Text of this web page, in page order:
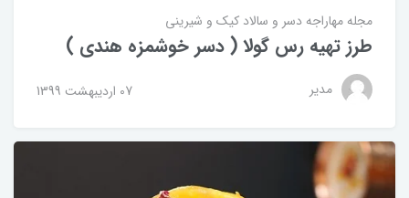
مجله مهاراجه دسر و سالاد کیک و شیرینی
طرز تهیه رس گولا ( دسر خوشمزه هندی )
مدیر 07 ارديبهشت 1399